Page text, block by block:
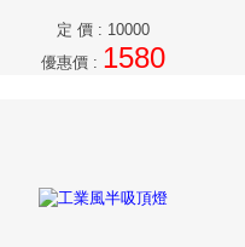
定 價: 10000
優惠價: 1580